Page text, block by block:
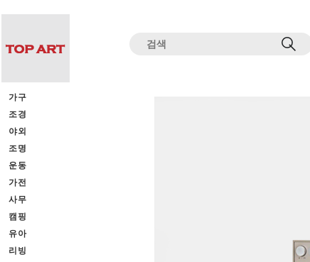
가구
조경
야외
조명
운동
가전
사무
캠핑
유아
리빙